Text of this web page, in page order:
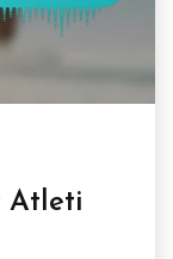
Atleti